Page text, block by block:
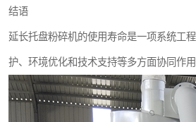
结语
延长托盘粉碎机的使用寿命是一项系统工
护、环境优化和技术支持等多方面协同作用